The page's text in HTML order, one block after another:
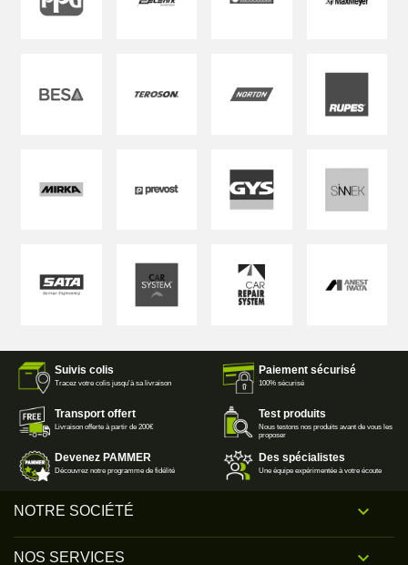
Suivis colis
Tracez votre colis jusqu'à sa livraison
Paiement sécurisé
100% sécurisé
Transport offert
Livraison offerte à partir de 200€
Test produits
Nous testons nos produits avant de vous les
proposer
Devenez PAMMER
Découvrez notre programme de fidélité
Des spécialistes
Une équipe expérimentée à votre écoute
NOTRE SOCIÉTÉ 
NOS SERVICES 